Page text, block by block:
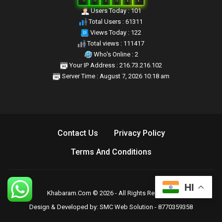
Users Today : 101
Total Users : 61311
Views Today : 122
Total views : 111417
Who's Online : 2
Your IP Address : 216.73.216.102
Server Time : August 7, 2026 10:18 am
Contact Us
Privacy Policy
Terms And Conditions
Khabaram.Com © 2026 - All Rights Reserved.
Design & Developed by: SMC Web Solution - 8770359358
HI